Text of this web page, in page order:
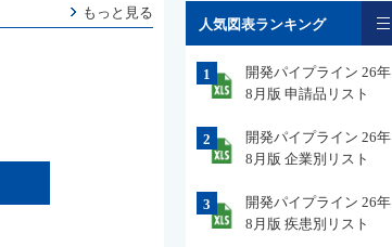
もっと見る
人気図表ランキング
1
開発パイプライン 26年
8月版 申請品リスト
2
開発パイプライン 26年
8月版 企業別リスト
3
開発パイプライン 26年
8月版 疾患別リスト